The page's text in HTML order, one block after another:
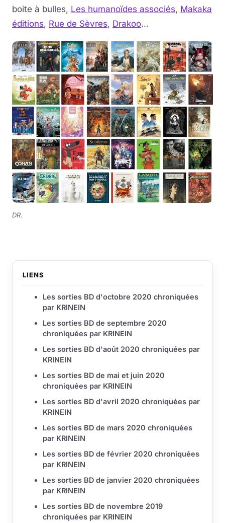
boite à bulles, Les humanoïdes associés, Makaka
éditions, Rue de Sèvres, Drakoo...
DR.
LIENS
Les sorties BD d'octobre 2020 chroniquées
par KRINEIN
Les sorties BD de septembre 2020
chroniquées par KRINEIN
Les sorties BD d'août 2020 chroniquées par
KRINEIN
Les sorties BD de mai et juin 2020
chroniquées par KRINEIN
Les sorties BD d'avril 2020 chroniquées par
KRINEIN
Les sorties BD de mars 2020 chroniquées
par KRINEIN
Les sorties BD de février 2020 chroniquées
par KRINEIN
Les sorties BD de janvier 2020 chroniquées
par KRINEIN
Les sorties BD de novembre 2019
chroniquées par KRINEIN